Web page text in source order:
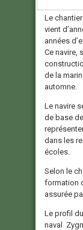
Le
vient
années
Ce navire,
de la
automne.
Le navire
de base
dans les
écoles.
Selon le
formation
assurée
Le profil
naval